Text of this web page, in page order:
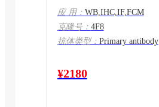
应 用： WB,IHC,IF,FCM
克隆号： 4F8
抗体类型： Primary antibody
¥2180